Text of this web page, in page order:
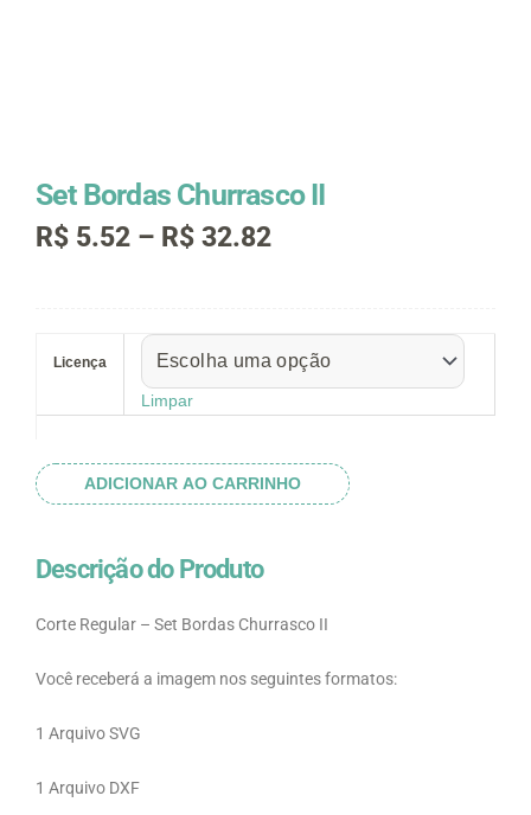
Set Bordas Churrasco II
R$ 5.52 – R$ 32.82Faixa
através
R$ 32.82
Licença
Limpar
Churrasco
ADICIONAR AO CARRINHO
Descrição do Produto
Corte Regular – Set Bordas Churrasco II
Você receberá a imagem nos seguintes formatos:
1 Arquivo SVG
1 Arquivo DXF